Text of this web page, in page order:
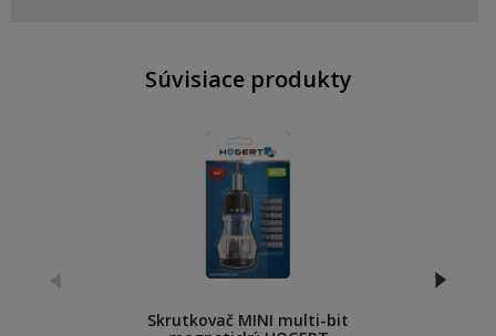
Súvisiace produkty
Skrutkovač MINI multi-bit